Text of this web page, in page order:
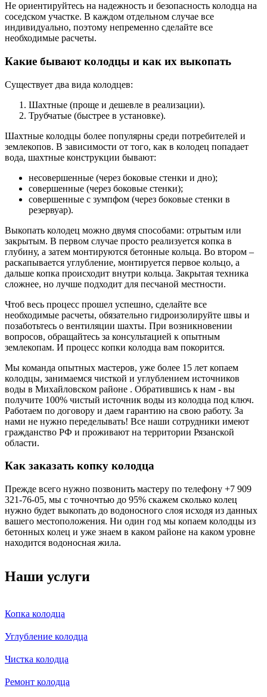
Не ориентируйтесь на надежность и безопасность колодца на
соседском участке. В каждом отдельном случае все
индивидуально, поэтому непременно сделайте все
необходимые расчеты.
Какие бывают колодцы и как их выкопать
Существует два вида колодцев:
Шахтные (проще и дешевле в реализации).
Трубчатые (быстрее в установке).
Шахтные колодцы более популярны среди потребителей и
землекопов. В зависимости от того, как в колодец попадает
вода, шахтные конструкции бывают:
несовершенные (через боковые стенки и дно);
совершенные (через боковые стенки);
совершенные с зумпфом (через боковые стенки в
резервуар).
Выкопать колодец можно двумя способами: отрытым или
закрытым. В первом случае просто реализуется копка в
глубину, а затем монтируются бетонные кольца. Во втором –
раскапывается углубление, монтируется первое кольцо, а
дальше копка происходит внутри кольца. Закрытая техника
сложнее, но лучше подходит для песчаной местности.
Чтоб весь процесс прошел успешно, сделайте все
необходимые расчеты, обязательно гидроизолируйте швы и
позаботьтесь о вентиляции шахты. При возникновении
вопросов, обращайтесь за консультацией к опытным
землекопам. И процесс копки колодца вам покорится.
Мы команда опытных мастеров, уже более 15 лет копаем
колодцы, занимаемся чисткой и углублением источников
воды в Михайловском районе . Обратившись к нам - вы
получите 100% чистый источник воды из колодца под ключ.
Работаем по договору и даем гарантию на свою работу. За
нами не нужно переделывать! Все наши сотрудники имеют
гражданство РФ и проживают на территории Рязанской
области.
Как заказать копку колодца
Прежде всего нужно позвонить мастеру по телефону +7 909
321-76-05, мы с точночтью до 95% скажем сколько колец
нужно будет выкопать до водоносного слоя исходя из данных
вашего местоположения. Ни один год мы копаем колодцы из
бетонных колец и уже знаем в каком районе на каком уровне
находится водоносная жила.
Наши услуги
Копка колодца
Углубление колодца
Чистка колодца
Ремонт колодца